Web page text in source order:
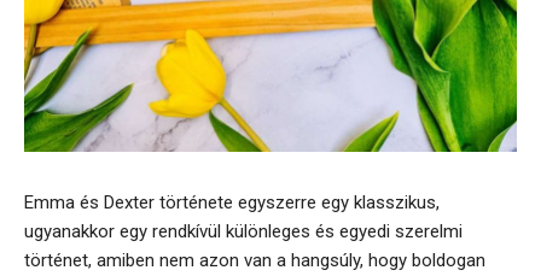
Emma és Dexter története egyszerre egy klasszikus,
ugyanakkor egy rendkívül különleges és egyedi szerelmi
történet, amiben nem azon van a hangsúly, hogy boldogan